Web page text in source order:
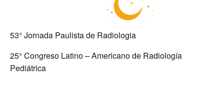
53° Jornada Paulista de Radiologia
25° Congreso Latino – Americano de Radiología
Pediátrica